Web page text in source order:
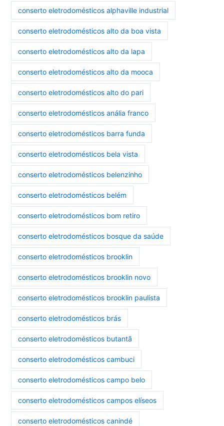
conserto eletrodomésticos alphaville industrial
conserto eletrodomésticos alto da boa vista
conserto eletrodomésticos alto da lapa
conserto eletrodomésticos alto da mooca
conserto eletrodomésticos alto do pari
conserto eletrodomésticos anália franco
conserto eletrodomésticos barra funda
conserto eletrodomésticos bela vista
conserto eletrodomésticos belenzinho
conserto eletrodomésticos belém
conserto eletrodomésticos bom retiro
conserto eletrodomésticos bosque da saúde
conserto eletrodomésticos brooklin
conserto eletrodomésticos brooklin novo
conserto eletrodomésticos brooklin paulista
conserto eletrodomésticos brás
conserto eletrodomésticos butantã
conserto eletrodomésticos cambuci
conserto eletrodomésticos campo belo
conserto eletrodomésticos campos elíseos
conserto eletrodomésticos canindé